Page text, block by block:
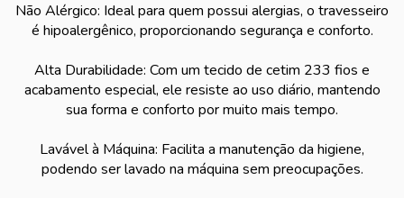
Não Alérgico: Ideal para quem possui alergias, o travesseiro
é hipoalergênico, proporcionando segurança e conforto.
Alta Durabilidade: Com um tecido de cetim 233 fios e
acabamento especial, ele resiste ao uso diário, mantendo
sua forma e conforto por muito mais tempo.
Lavável à Máquina: Facilita a manutenção da higiene,
podendo ser lavado na máquina sem preocupações.